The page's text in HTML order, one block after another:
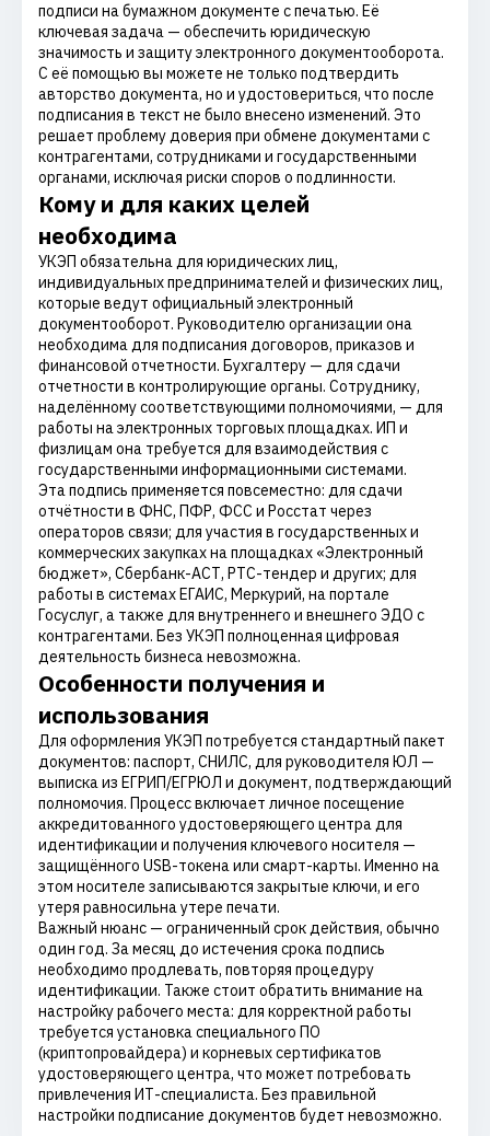
подписи на бумажном документе с печатью. Её
ключевая задача — обеспечить юридическую
значимость и защиту электронного документооборота.
С её помощью вы можете не только подтвердить
авторство документа, но и удостовериться, что после
подписания в текст не было внесено изменений. Это
решает проблему доверия при обмене документами с
контрагентами, сотрудниками и государственными
органами, исключая риски споров о подлинности.
Кому и для каких целей
необходима
УКЭП обязательна для юридических лиц,
индивидуальных предпринимателей и физических лиц,
которые ведут официальный электронный
документооборот. Руководителю организации она
необходима для подписания договоров, приказов и
финансовой отчетности. Бухгалтеру — для сдачи
отчетности в контролирующие органы. Сотруднику,
наделённому соответствующими полномочиями, — для
работы на электронных торговых площадках. ИП и
физлицам она требуется для взаимодействия с
государственными информационными системами.
Эта подпись применяется повсеместно: для сдачи
отчётности в ФНС, ПФР, ФСС и Росстат через
операторов связи; для участия в государственных и
коммерческих закупках на площадках «Электронный
бюджет», Сбербанк-АСТ, РТС-тендер и других; для
работы в системах ЕГАИС, Меркурий, на портале
Госуслуг, а также для внутреннего и внешнего ЭДО с
контрагентами. Без УКЭП полноценная цифровая
деятельность бизнеса невозможна.
Особенности получения и
использования
Для оформления УКЭП потребуется стандартный пакет
документов: паспорт, СНИЛС, для руководителя ЮЛ —
выписка из ЕГРИП/ЕГРЮЛ и документ, подтверждающий
полномочия. Процесс включает личное посещение
аккредитованного удостоверяющего центра для
идентификации и получения ключевого носителя —
защищённого USB-токена или смарт-карты. Именно на
этом носителе записываются закрытые ключи, и его
утеря равносильна утере печати.
Важный нюанс — ограниченный срок действия, обычно
один год. За месяц до истечения срока подпись
необходимо продлевать, повторяя процедуру
идентификации. Также стоит обратить внимание на
настройку рабочего места: для корректной работы
требуется установка специального ПО
(криптопровайдера) и корневых сертификатов
удостоверяющего центра, что может потребовать
привлечения ИТ-специалиста. Без правильной
настройки подписание документов будет невозможно.